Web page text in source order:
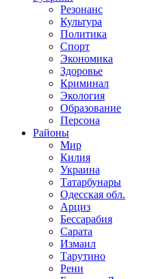
Резонанс
Культура
Политика
Спорт
Экономика
Здоровье
Криминал
Экология
Образование
Персона
Районы
Мир
Килия
Украина
Татарбунары
Одесская обл.
Арциз
Бессарабия
Сарата
Измаил
Тарутино
Рени